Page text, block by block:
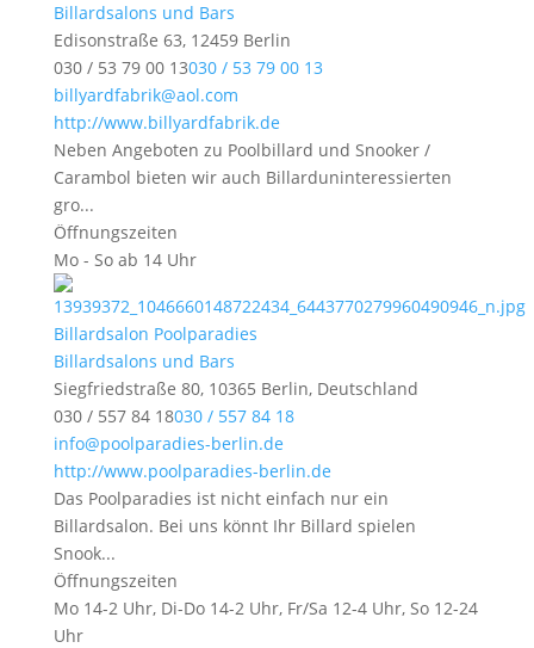
Billardsalons und Bars
Edisonstraße 63, 12459 Berlin
030 / 53 79 00 13030 / 53 79 00 13
billyardfabrik@aol.com
http://www.billyardfabrik.de
Neben Angeboten zu Poolbillard und Snooker /
Carambol bieten wir auch Billarduninteressierten
gro...
Öffnungszeiten
Mo - So ab 14 Uhr
Billardsalon Poolparadies
Billardsalons und Bars
Siegfriedstraße 80, 10365 Berlin, Deutschland
030 / 557 84 18030 / 557 84 18
info@poolparadies-berlin.de
http://www.poolparadies-berlin.de
Das Poolparadies ist nicht einfach nur ein
Billardsalon. Bei uns könnt Ihr Billard spielen
Snook...
Öffnungszeiten
Mo 14-2 Uhr, Di-Do 14-2 Uhr, Fr/Sa 12-4 Uhr, So 12-24
Uhr